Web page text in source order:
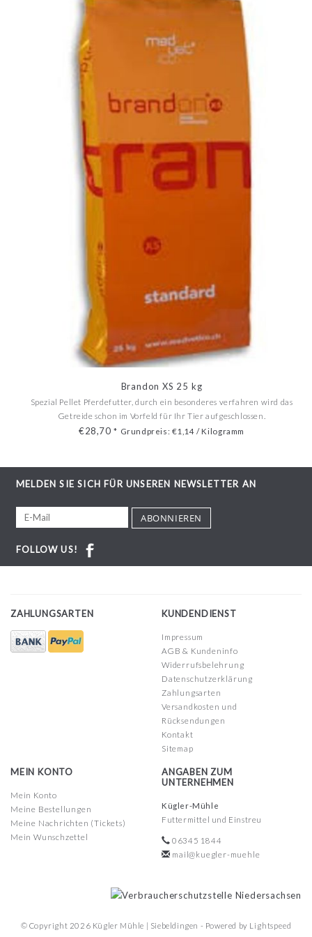
Brandon XS 25 kg
Spezial Pellet Pferdefutter, durch ein besonderes verfahren wird das
Getreide schon im Vorfeld für Ihr Tier aufgeschlossen.
€28,70* Grundpreis: €1,14 / Kilogramm
MELDEN SIE SICH FÜR UNSEREN NEWSLETTER AN
ABONNIEREN
FOLLOW US!
ZAHLUNGSARTEN KUNDENDIENST
Impressum
AGB & Kundeninfo
Widerrufsbelehrung
Datenschutzerklärung
Zahlungsarten
Versandkosten und
Rücksendungen
Kontakt
Sitemap
MEIN KONTO
Mein Konto
Meine Bestellungen
Meine Nachrichten (Tickets)
Mein Wunschzettel
ANGABEN ZUM
UNTERNEHMEN
Kügler-Mühle
Futtermittel und Einstreu
06345 1844
mail@kuegler-muehle
© Copyright 2026 Kügler Mühle | Siebeldingen - Powered by Lightspeed